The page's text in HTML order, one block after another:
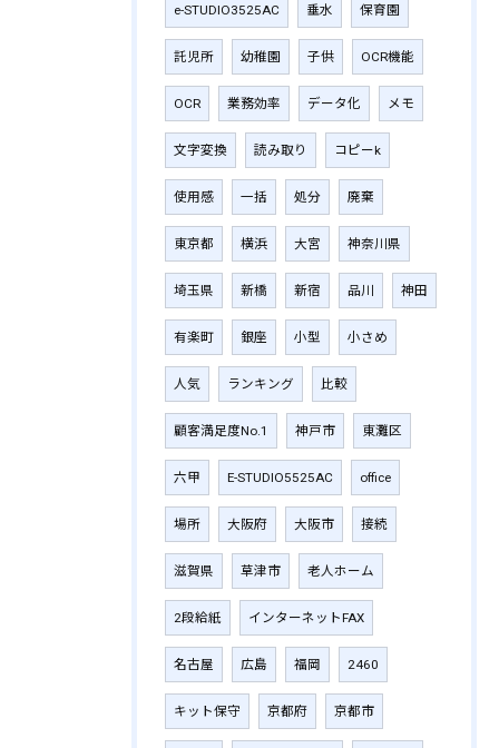
e-STUDIO3525AC 垂水 保育園
託児所 幼稚園 子供 OCR機能
OCR 業務効率 データ化 メモ
文字変換 読み取り コピーk
使用感 一括 処分 廃棄
東京都 横浜 大宮 神奈川県
埼玉県 新橋 新宿 品川 神田
有楽町 銀座 小型 小さめ
人気 ランキング 比較
顧客満足度No.1 神戸市 東灘区
六甲 E-STUDIO5525AC office
場所 大阪府 大阪市 接続
滋賀県 草津市 老人ホーム
2段給紙 インターネットFAX
名古屋 広島 福岡 2460
キット保守 京都府 京都市